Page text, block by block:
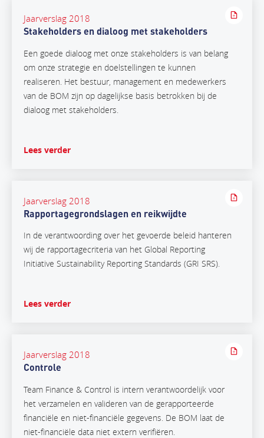
Jaarverslag 2018
Stakeholders en dialoog met stakeholders
Een goede dialoog met onze stakeholders is van belang
om onze strategie en doelstellingen te kunnen
realiseren. Het bestuur, management en medewerkers
van de BOM zijn op dagelijkse basis betrokken bij de
dialoog met stakeholders.
Lees verder
Jaarverslag 2018
Rapportagegrondslagen en reikwijdte
In de verantwoording over het gevoerde beleid hanteren
wij de rapportagecriteria van het Global Reporting
Initiative Sustainability Reporting Standards (GRI SRS).
Lees verder
Jaarverslag 2018
Controle
Team Finance & Control is intern verantwoordelijk voor
het verzamelen en valideren van de gerapporteerde
financiële en niet-financiële gegevens. De BOM laat de
niet-financiële data niet extern verifiëren.